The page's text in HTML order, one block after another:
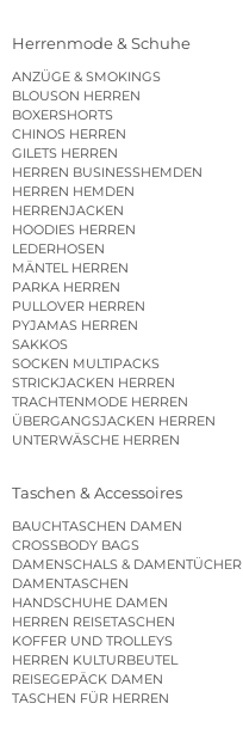
Herrenmode & Schuhe
ANZÜGE & SMOKINGS
BLOUSON HERREN
BOXERSHORTS
CHINOS HERREN
GILETS HERREN
HERREN BUSINESSHEMDEN
HERREN HEMDEN
HERRENJACKEN
HOODIES HERREN
LEDERHOSEN
MÄNTEL HERREN
PARKA HERREN
PULLOVER HERREN
PYJAMAS HERREN
SAKKOS
SOCKEN MULTIPACKS
STRICKJACKEN HERREN
TRACHTENMODE HERREN
ÜBERGANGSJACKEN HERREN
UNTERWÄSCHE HERREN
Taschen & Accessoires
BAUCHTASCHEN DAMEN
CROSSBODY BAGS
DAMENSCHALS & DAMENTÜCHER
DAMENTASCHEN
HANDSCHUHE DAMEN
HERREN REISETASCHEN
KOFFER UND TROLLEYS
HERREN KULTURBEUTEL
REISEGEPÄCK DAMEN
TASCHEN FÜR HERREN